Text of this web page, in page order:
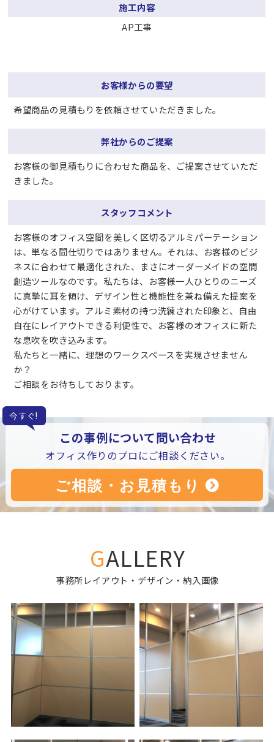
施工内容
AP工事
お客様からの要望
希望商品の見積もりを依頼させていただきました。
弊社からのご提案
お客様の御見積もりに合わせた商品を、ご提案させていただ
きました。
スタッフコメント
お客様のオフィス空間を美しく区切るアルミパーテーション
は、単なる間仕切りではありません。それは、お客様のビジ
ネスに合わせて最適化された、まさにオーダーメイドの空間
創造ツールなのです。私たちは、お客様一人ひとりのニーズ
に真摯に耳を傾け、デザイン性と機能性を兼ね備えた提案を
心がけています。アルミ素材の持つ洗練された印象と、自由
自在にレイアウトできる利便性で、お客様のオフィスに新た
な息吹を吹き込みます。
私たちと一緒に、理想のワークスペースを実現させません
か？
ご相談をお待ちしております。
今すぐ!
この事例について問い合わせ
オフィス作りのプロにご相談ください。
GALLERY
事務所レイアウト・デザイン・納入画像